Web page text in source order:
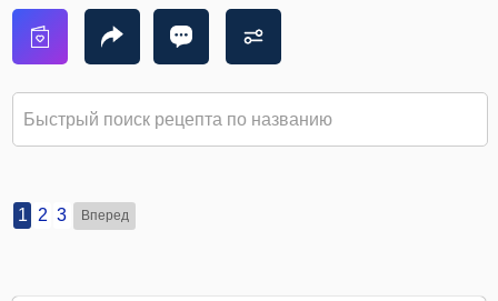
1 2 3 Вперед